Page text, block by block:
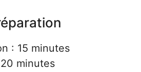
: 15 minutes
minutes